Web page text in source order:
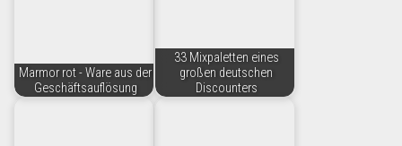
Marmor rot - Ware aus der
Geschäftsauflösung
33 Mixpaletten eines
großen deutschen
Discounters